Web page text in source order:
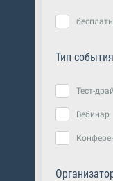
Тип события
Тест-
Вебинар